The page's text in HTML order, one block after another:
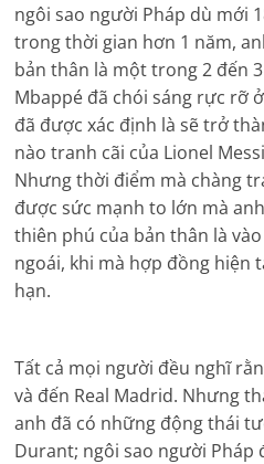
ngôi sao người Pháp dù mới
trong thời gian hơn 1 năm,
bản thân là một trong 2 đến
Mbappé đã chói sáng rực rỡ
đã được xác định là sẽ trở
nào tranh cãi của Lionel
Nhưng thời điểm mà chàng
được sức mạnh to lớn mà
thiên phú của bản thân là
ngoái, khi mà hợp đồng hiện
hạn.
Tất cả mọi người đều nghĩ
và đến Real Madrid. Nhưng
anh đã có những động thái
Durant; ngôi sao người Pháp